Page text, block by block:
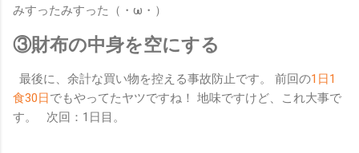
みすったみすった（・ω・）
③財布の中身を空にする
最後に、余計な買い物を控える事故防止です。 前回の1日1
食30日でもやってたヤツですね！ 地味ですけど、これ大事で
す。 次回：1日目。